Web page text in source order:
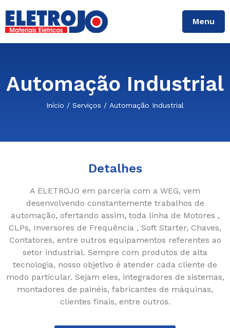
Menu
Automação Industrial
Início / Serviços / Automação Industrial
Detalhes
A ELETROJO em parceria com a WEG, vem
desenvolvendo constantemente trabalhos de
automação, ofertando assim, toda linha de Motores ,
CLPs, Inversores de Frequência , Soft Starter, Chaves,
Contatores, entre outros equipamentos referentes ao
setor industrial. Sempre com produtos de alta
tecnologia, nosso objetivo é atender cada cliente de
modo particular. Sejam eles, integradores de sistemas,
montadores de painéis, fabricantes de máquinas,
clientes finais, entre outros.